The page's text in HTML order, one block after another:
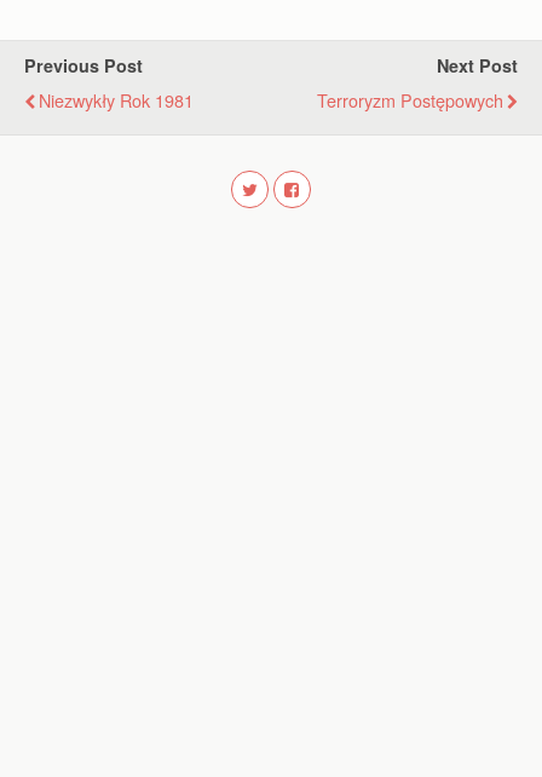
Previous Post
Niezwykły Rok 1981
Next Post
Terroryzm Postępowych